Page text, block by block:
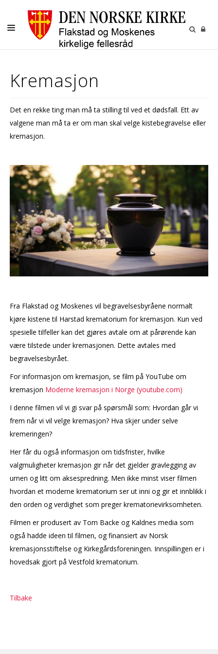
BARN OG UNGE
GRAVPLASS
KONTAKT
Kremasjon
Det en rekke ting man må ta stilling til ved et dødsfall. Ett av
valgene man må ta er om man skal velge kistebegravelse eller
kremasjon.
Fra Flakstad og Moskenes vil begravelsesbyråene normalt
kjøre kistene til Harstad krematorium for kremasjon. Kun ved
spesielle tilfeller kan det gjøres avtale om at pårørende kan
være tilstede under kremasjonen. Dette avtales med
begravelsesbyrået.
For informasjon om kremasjon, se film på YouTube om
kremasjon Moderne kremasjon i Norge (youtube.com)
I denne filmen vil vi gi svar på spørsmål som: Hvordan går vi
frem når vi vil velge kremasjon? Hva skjer under selve
kremeringen?
Her får du også informasjon om tidsfrister, hvilke
valgmuligheter kremasjon gir når det gjelder gravlegging av
urnen og litt om aksespredning. Men ikke minst viser filmen
hvordan et moderne krematorium ser ut inni og gir et innblikk i
den orden og verdighet som preger krematorievirksomheten.
Filmen er produsert av Tom Backe og Kaldnes media som
også hadde ideen til filmen, og finansiert av Norsk
kremasjonsstiftelse og Kirkegårdsforeningen. Innspillingen er i
hovedsak gjort på Vestfold krematorium.
Tilbake